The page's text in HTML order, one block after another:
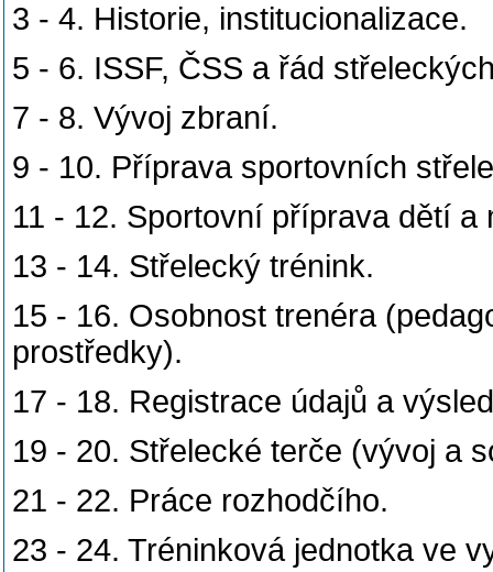
3 - 4. Historie, institucionalizace.
5 - 6. ISSF, ČSS a řád
7 - 8. Vývoj zbraní.
9 - 10. Příprava sportovních
11 - 12. Sportovní příprava dětí a
13 - 14. Střelecký trénink.
15 - 16. Osobnost trenéra
prostředky).
17 - 18. Registrace údajů a
19 - 20. Střelecké terče (vývoj a
21 - 22. Práce rozhodčího.
23 - 24. Tréninková jednotka ve